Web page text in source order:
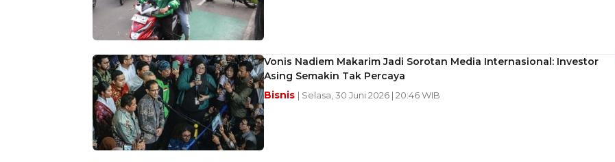
Vonis Nadiem Makarim Jadi Sorotan Media Internasional: Investor
Asing Semakin Tak Percaya
Bisnis | Selasa, 30 Juni 2026 | 20:46 WIB